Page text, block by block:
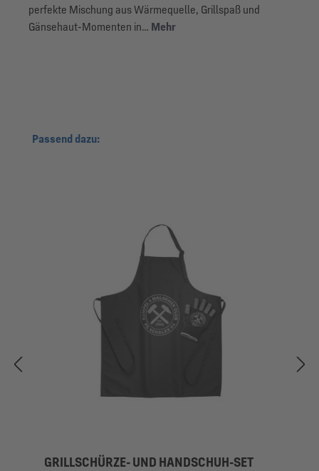
perfekte Mischung aus Wärmequelle, Grillspaß und
Gänsehaut-Momenten in… Mehr
Produktgalerie überspringen
Passend dazu:
GRILLSCHÜRZE- UND HANDSCHUH-SET